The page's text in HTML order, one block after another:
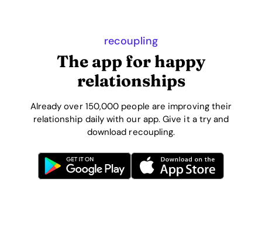
recoupling
The app for happy
relationships
Already over 150,000 people are improving their
relationship daily with our app. Give it a try and
download recoupling.